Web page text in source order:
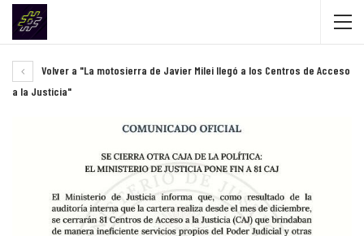
Volver a "La motosierra de Javier Milei llegó a los Centros de Acceso
a la Justicia"